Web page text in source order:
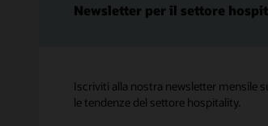
Newsletter per il settore
Iscriviti alla nostra newsletter mensile
le tendenze del settore hospitality.